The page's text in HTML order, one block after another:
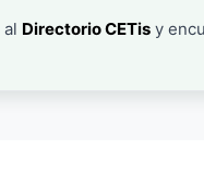
Directorio CETis y